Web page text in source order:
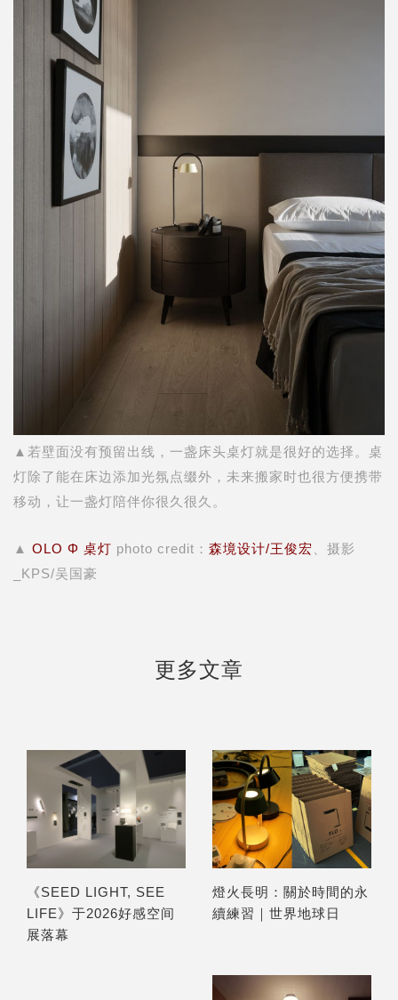
▲若壁面没有预留出线，一盏床头桌灯就是很好的选择。桌
灯除了能在床边添加光氛点缀外，未来搬家时也很方便携带
移动，让一盏灯陪伴你很久很久。
▲ OLO Φ 桌灯 photo credit： 森境设计/王俊宏
、摄影
_KPS/吴国豪
更多文章
《SEED LIGHT, SEE
LIFE》于2026好感空间
展落幕
燈火長明：關於時間的永
續練習｜世界地球日